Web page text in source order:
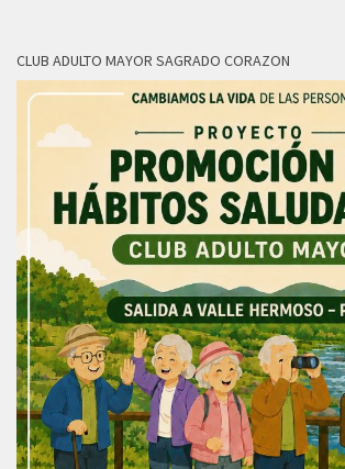
CLUB ADULTO MAYOR SAGRADO CORAZON